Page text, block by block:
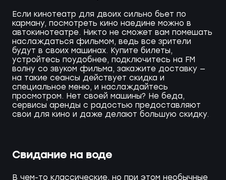
Если кинотеатр для двоих сильно бьет по
карману, посмотреть кино наедине можно в
автокинотеатре. Никто не сможет вам помешать
наслаждаться фильмом, ведь все зрители
будут в своих машинах. Купите билеты,
устройтесь поудобнее, подключитесь на FM
волну со звуком фильма, закажите доставку —
на такие сеансы действует скидка и
специальное меню, и наслаждайтесь
просмотром. Нет своей машины? Не беда,
сервисы аренды с радостью предоставляют
свои для кино и даже делают большую скидку.
Свидание на воде
В чем-то классические, но при этом необычные